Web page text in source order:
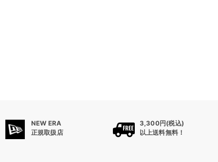
NEW ERA
正規取扱店
3,300円(税込)
以上送料無料！